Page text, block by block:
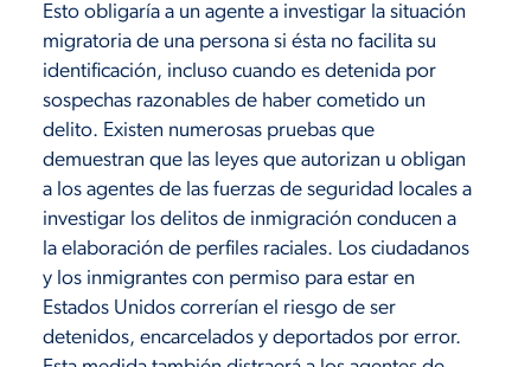
Esto obligaría a un agente a investigar la situación
migratoria de una persona si ésta no facilita su
identificación, incluso cuando es detenida por
sospechas razonables de haber cometido un
delito. Existen numerosas pruebas que
demuestran que las leyes que autorizan u obligan
a los agentes de las fuerzas de seguridad locales a
investigar los delitos de inmigración conducen a
la elaboración de perfiles raciales. Los ciudadanos
y los inmigrantes con permiso para estar en
Estados Unidos correrían el riesgo de ser
detenidos, encarcelados y deportados por error.